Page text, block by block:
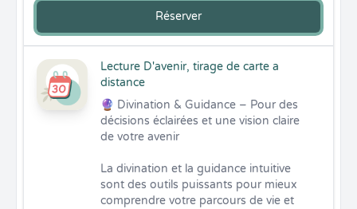
Réserver
Lecture D'avenir, tirage de carte a
distance
🔮 Divination & Guidance – Pour des
décisions éclairées et une vision claire
de votre avenir
La divination et la guidance intuitive
sont des outils puissants pour mieux
comprendre votre parcours de vie et